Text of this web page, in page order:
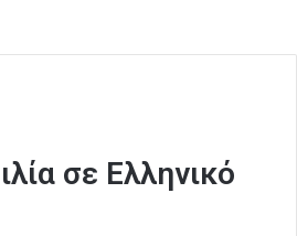
σε Ελληνικό